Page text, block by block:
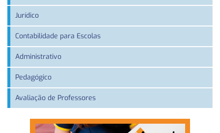
Jurídico
Contabilidade para Escolas
Administrativo
Pedagógico
Avaliação de Professores